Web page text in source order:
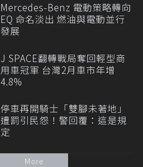
Mercedes-Benz 電動策略轉向
EQ 命名淡出 燃油與電動並行
發展
J SPACE翻轉戰局奪回輕型商
用車冠軍 台灣2月車市年增
4.8%
停車再開騎士「雙腳未著地」
遭罰引民怨！警回覆：這是規
定
More